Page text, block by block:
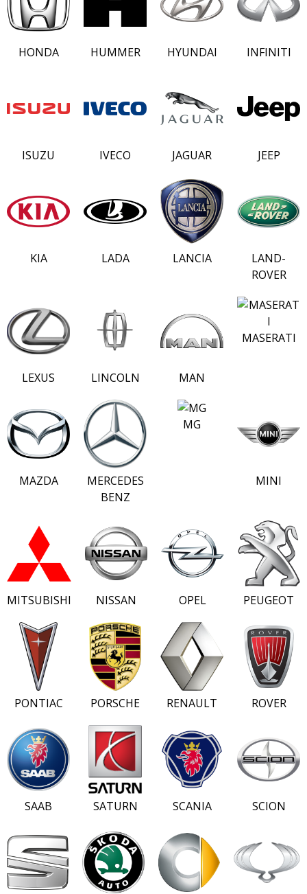
HONDA HUMMER HYUNDAI INFINITI
ISUZU IVECO JAGUAR JEEP
KIA LADA LANCIA
LAND-
ROVER
LEXUS LINCOLN MAN
MASERATI
MAZDA
MERCEDES
BENZ
MG
MINI
MITSUBISHI NISSAN OPEL PEUGEOT
PONTIAC PORSCHE RENAULT ROVER
SAAB SATURN SCANIA SCION